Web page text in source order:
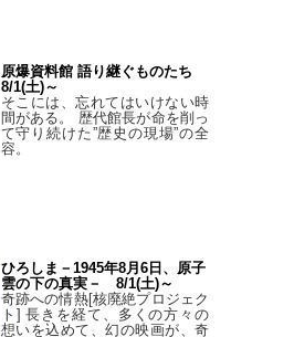
原爆資料館 語り継ぐものたち
8/1(土)～
そこには、忘れてはいけない時
間がある。 歴代館長が命を削っ
て守り続けた”歴史の現場”の全
容。
ひろしま－1945年8月6日、原子
雲の下の真実－ 8/1(土)～
奇跡への情熱[核廃絶プロジェク
ト] 長きを経て、多くの方々の
想いを込めて、幻の映画が、奇